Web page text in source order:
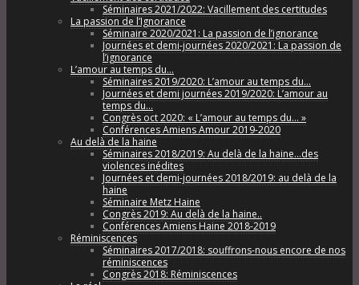
Séminaires 2021/2022: Vacillement des certitudes
La passion de l’Ignorance
Séminaire 2020/2021: La passion de l’ignorance
Journées et demi-journées 2020/2021: La passion de
l’ignorance
L’amour au temps du…
Séminaires 2019/2020: L’amour au temps du…
Journées et demi journées 2019/2020: L’amour au
temps du…
Congrès oct 2020: « L’amour au temps du… »
Conférences Amiens Amour 2019-2020
Au delà de la haine
Séminaires 2018/2019: Au delà de la haine…des
violences inédites
Journées et demi-journées 2018/2019: au delà de la
haine
Séminaire Metz Haine
Congrès 2019: Au delà de la haine..
Conférences Amiens Haine 2018-2019
Réminiscences
Séminaires 2017/2018: souffrons-nous encore de nos
réminiscences
Congrès 2018: Réminiscences